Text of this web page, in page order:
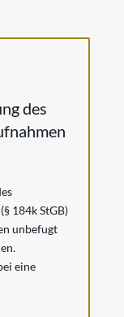
des
184k StGB)
unbefugt
eine